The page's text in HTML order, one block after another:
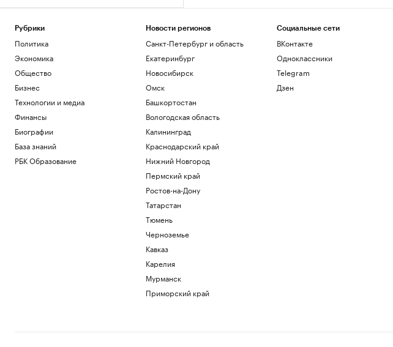
Рубрики
Политика
Экономика
Общество
Бизнес
Технологии и медиа
Финансы
Биографии
База знаний
РБК Образование
Новости регионов
Санкт-Петербург и область
Екатеринбург
Новосибирск
Омск
Башкортостан
Вологодская область
Калининград
Краснодарский край
Нижний Новгород
Пермский край
Ростов-на-Дону
Татарстан
Тюмень
Черноземье
Кавказ
Карелия
Мурманск
Приморский край
Социальные сети
ВКонтакте
Одноклассники
Telegram
Дзен